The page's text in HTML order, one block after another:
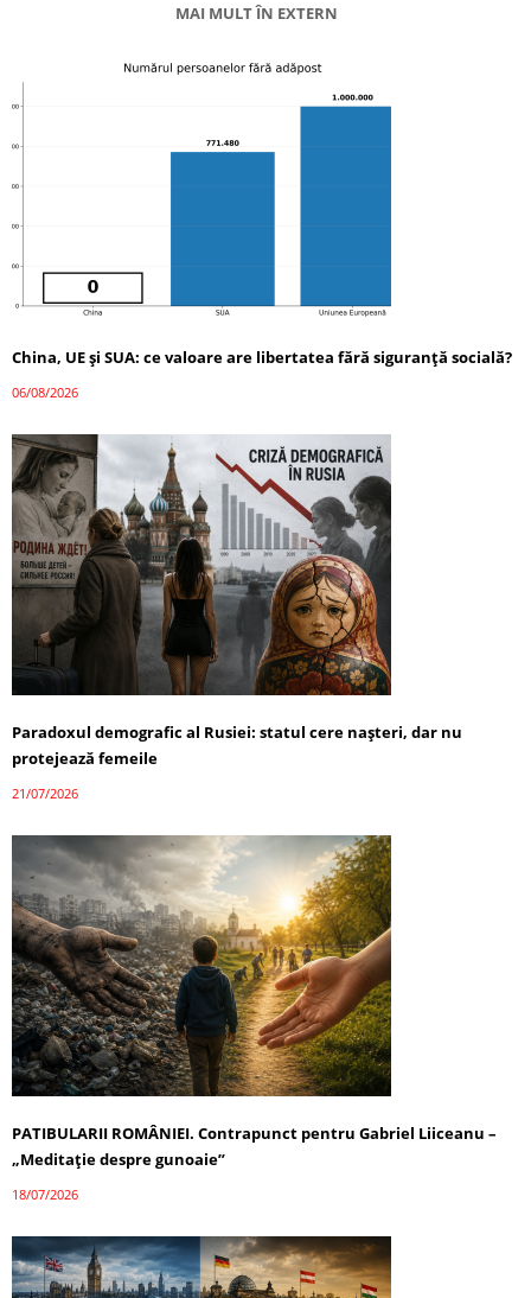
MAI MULT ÎN EXTERN
China, UE și SUA: ce valoare are libertatea fără siguranță socială?
06/08/2026
Paradoxul demografic al Rusiei: statul cere nașteri, dar nu
protejează femeile
21/07/2026
PATIBULARII ROMÂNIEI. Contrapunct pentru Gabriel Liiceanu –
„Meditație despre gunoaie”
18/07/2026